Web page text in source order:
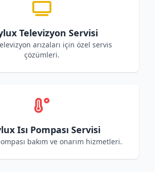
Televizyon Servisi
arızaları için özel servis
çözümleri.
Isı Pompası Servisi
bakım ve onarım hizmetleri.